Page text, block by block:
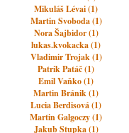
Mikuláš Lévai (1)
Martin Svoboda (1)
Nora Šajbidor (1)
lukas.kvokacka (1)
Vladimir Trojak (1)
Patrik Patáč (1)
Emil Vaňko (1)
Martin Bránik (1)
Lucia Berdisová (1)
Martin Galgoczy (1)
Jakub Stupka (1)